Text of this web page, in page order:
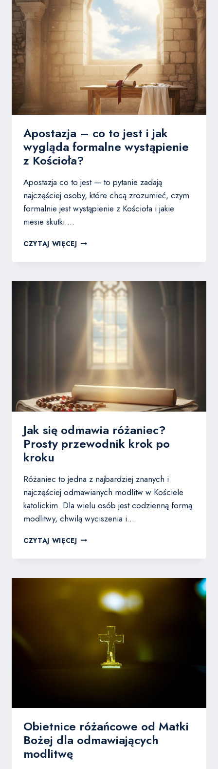
MA
ZNACZENIE
ŻYCIU
CHRZEŚCIJANINA?
Apostazja – co to jest i jak
wygląda formalne wystąpienie
z Kościoła?
Apostazja co to jest — to pytanie zadają
najczęściej osoby, które chcą zrozumieć, czym
formalnie jest wystąpienie z Kościoła i jakie
niesie skutki….
CZYTAJ WIĘCEJAPOSTAZJA
CO
JEST
WYGLĄDA
FORMALNE
WYSTĄPIENIE
KOŚCIOŁA?
Jak się odmawia różaniec?
Prosty przewodnik krok po
kroku
Różaniec to jedna z najbardziej znanych i
najczęściej odmawianych modlitw w Kościele
katolickim. Dla wielu osób jest codzienną formą
modlitwy, chwilą wyciszenia i…
CZYTAJ WIĘCEJJAK
ODMAWIA
PROSTY
PRZEWODNIK
Obietnice różańcowe od Matki
Bożej dla odmawiających
modlitwę